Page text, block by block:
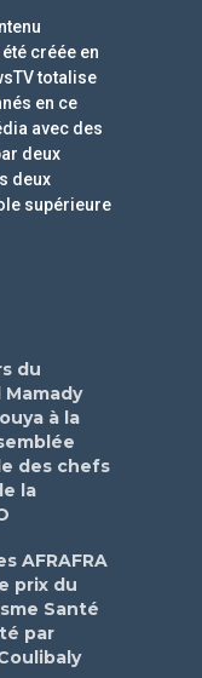
créée en
totalise
en ce
avec des
deux
deux
supérieure
du
Mamady
à la
des chefs
la
AFRAFRA
prix du
Santé
par